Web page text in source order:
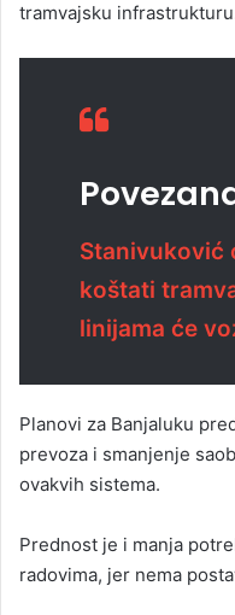
tramvajsku
Stanivuković
koštati
linijama će
Planovi za Banjaluku
prevoza i smanjenje
ovakvih sistema.
Prednost je i manja
radovima, jer nema